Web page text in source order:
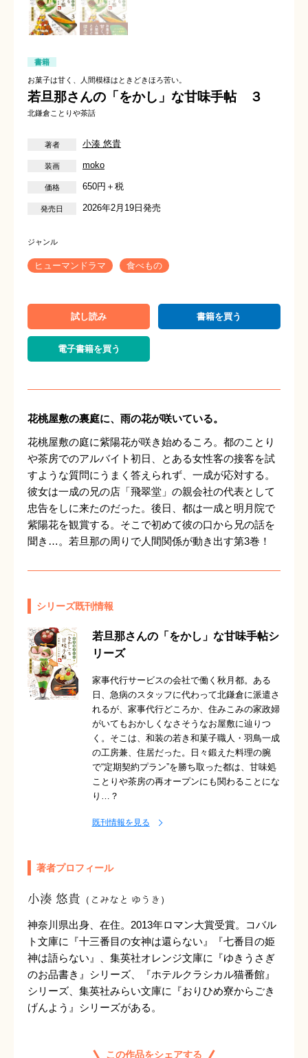
書籍
お菓子は甘く、人間模様はときどきほろ苦い。
若旦那さんの「をかし」な甘味手帖 ３
北鎌倉ことりや茶話
小湊 悠貴
moko
650円＋税
2026年2月19日発売
ヒューマンドラマ 食べもの
試し読み 書籍を買う
電子書籍を買う
花桃屋敷の裏庭に、雨の花が咲いている。
花桃屋敷の庭に紫陽花が咲き始めるころ。都のことり
や茶房でのアルバイト初日、とある女性客の接客を試
すような質問にうまく答えられず、一成が応対する。
彼女は一成の兄の店「飛翠堂」の親会社の代表として
忠告をしに来たのだった。後日、都は一成と明月院で
紫陽花を観賞する。そこで初めて彼の口から兄の話を
聞き…。若旦那の周りで人間関係が動き出す第3巻！
シリーズ既刊情報
若旦那さんの「をかし」な甘味手帖シ
リーズ
家事代行サービスの会社で働く秋月都。ある
日、急病のスタッフに代わって北鎌倉に派遣さ
れるが、家事代行どころか、住みこみの家政婦
がいてもおかしくなさそうなお屋敷に辿りつ
く。そこは、和装の若き和菓子職人・羽鳥一成
の工房兼、住居だった。日々鍛えた料理の腕
で“定期契約プラン”を勝ち取った都は、甘味処
ことりや茶房の再オープンにも関わることにな
り…？
既刊情報を見る
著者プロフィール
小湊 悠貴 （こみなと ゆうき）
神奈川県出身、在住。2013年ロマン大賞受賞。コバル
ト文庫に『十三番目の女神は還らない』『七番目の姫
神は語らない』、集英社オレンジ文庫に『ゆきうさぎ
のお品書き』シリーズ、『ホテルクラシカル猫番館』
シリーズ、集英社みらい文庫に『おりひめ寮からごき
げんよう』シリーズがある。
この作品をシェアする